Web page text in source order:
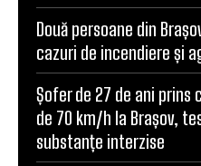
Două persoane din
cazuri de incendiere și
Șofer de 27 de ani prins
de 70 km/h la Brașov,
substanțe interzise